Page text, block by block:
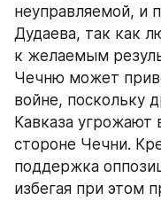
неуправляемой, и
Дудаева, так как
к желаемым
Чечню может
войне, поскольку
Кавказа угрожают
стороне Чечни.
поддержка
избегая при этом